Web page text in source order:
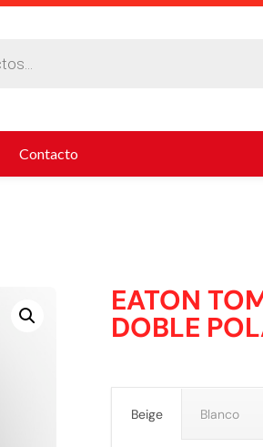
Contacto
EATON
DOBLE
Beige Blanco